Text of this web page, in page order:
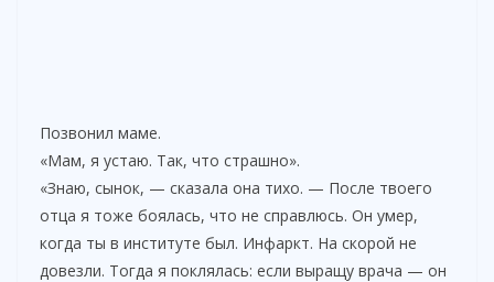
Позвонил маме.
«Мам, я устаю. Так, что страшно».
«Знаю, сынок, — сказала она тихо. — После твоего
отца я тоже боялась, что не справлюсь. Он умер,
когда ты в институте был. Инфаркт. На скорой не
довезли. Тогда я поклялась: если выращу врача — он